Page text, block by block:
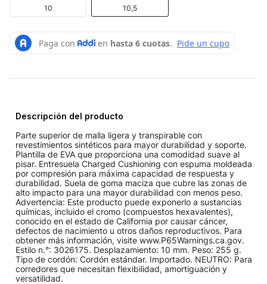
10 10,5
Descripción del producto
Parte superior de malla ligera y transpirable con
revestimientos sintéticos para mayor durabilidad y soporte.
Plantilla de EVA que proporciona una comodidad suave al
pisar. Entresuela Charged Cushioning con espuma moldeada
por compresión para máxima capacidad de respuesta y
durabilidad. Suela de goma maciza que cubre las zonas de
alto impacto para una mayor durabilidad con menos peso.
Advertencia: Este producto puede exponerlo a sustancias
químicas, incluido el cromo (compuestos hexavalentes),
conocido en el estado de California por causar cáncer,
defectos de nacimiento u otros daños reproductivos. Para
obtener más información, visite www.P65Warnings.ca.gov.
Estilo n.°: 3026175. Desplazamiento: 10 mm. Peso: 255 g.
Tipo de cordón: Cordón estándar. Importado. NEUTRO: Para
corredores que necesitan flexibilidad, amortiguación y
versatilidad.